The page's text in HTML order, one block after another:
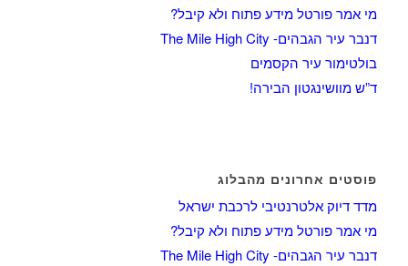
מי אמר פורטל מידע פתוח ולא קיבל?
דנבר עיר הגבהים- The Mile High City
בולטימור עיר הקסמים
ד”ש מוושינגטון הבירה!
פוסטים אחרונים מהבלוג
מדד דיוק אלטרנטיבי לרכבת ישראל
מי אמר פורטל מידע פתוח ולא קיבל?
דנבר עיר הגבהים- The Mile High City